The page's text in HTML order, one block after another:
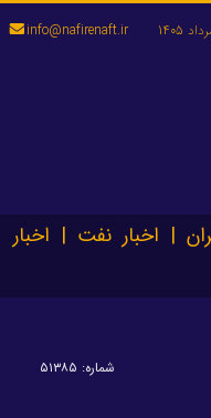
info@nafirenaft.ir
| اخبار نفت | اخبار
شماره: ۵۱۳۸۵